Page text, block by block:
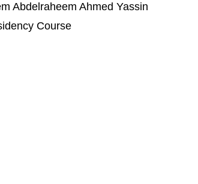
Abdelraheem Ahmed Yassin
Course